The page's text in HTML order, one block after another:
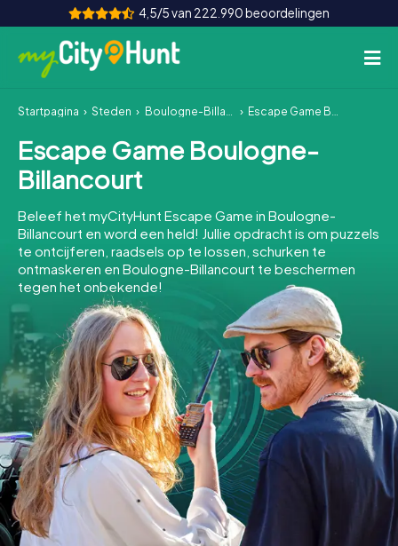
4,5/5 van 222.990 beoordelingen
Hoe het werkt
Steden
Teamevenement
Tickets
INT AT CH
DE
ES
FR UK
IE
IT
NL
Boek tickets
Koop cadeaubonnen
Startpagina Steden Boulogne-Billancourt Escape Game Boulogne-Billancourt
Escape Game Boulogne-
Billancourt
Beleef het myCityHunt Escape Game in Boulogne-
Billancourt en word een held! Jullie opdracht is om puzzels
te ontcijferen, raadsels op te lossen, schurken te
ontmaskeren en Boulogne-Billancourt te beschermen
tegen het onbekende!